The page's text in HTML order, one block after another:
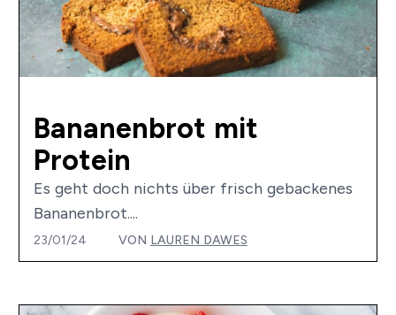
Bananenbrot mit
Protein
Es geht doch nichts über frisch gebackenes
Bananenbrot....
23/01/24 VON LAUREN DAWES